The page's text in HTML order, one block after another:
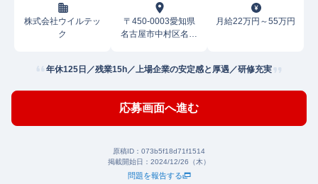
株式会社ウイルテッ
ク
〒450-0003愛知県
名古屋市中村区名駅
月給22万円～55万円
年休125日／残業15h／上場企業の安定感と厚遇／研修充実
応募画面へ進む
原稿ID： 073b5f18d71f1514
掲載開始日： 2024/12/26（木）
問題を報告する